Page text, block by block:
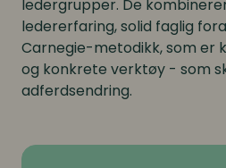
ledergrupper. De
ledererfaring, solid faglig
Carnegie-metodikk, som er
og konkrete verktøy - som
adferdsendring.